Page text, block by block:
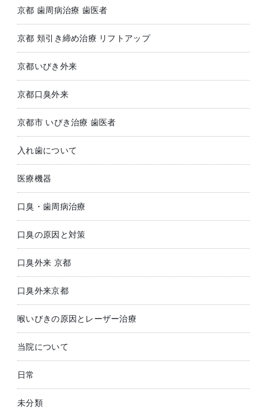
京都 歯周病治療 歯医者
京都 頬引き締め治療 リフトアップ
京都いびき外来
京都口臭外来
京都市 いびき治療 歯医者
入れ歯について
医療機器
口臭・歯周病治療
口臭の原因と対策
口臭外来 京都
口臭外来京都
喉いびきの原因とレーザー治療
当院について
日常
未分類